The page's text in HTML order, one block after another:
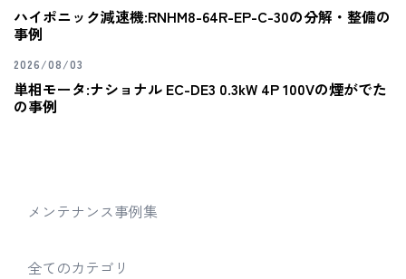
ハイポニック減速機:RNHM8-64R-EP-C-30の分解・整備の
事例
2026/08/03
単相モータ:ナショナル EC-DE3 0.3kW 4P 100Vの煙がでた
の事例
メンテナンス事例集
全てのカテゴリ